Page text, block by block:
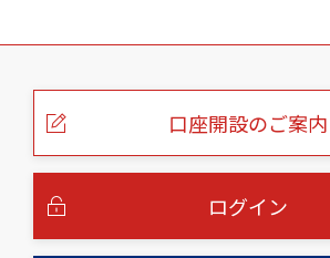
こ
口座開設のご案内
ログイン